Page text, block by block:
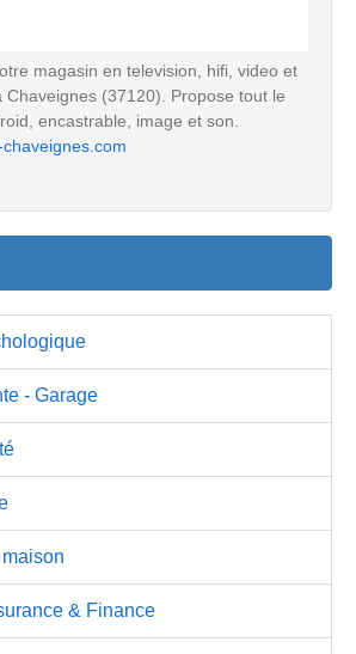
magasin en television, hifi, video et
Chaveignes (37120). Propose tout le
encastrable, image et son.
- Garage
& Finance